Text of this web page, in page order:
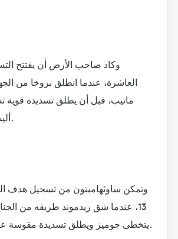
وكاد صاحب الأرض أن يفتتح
العاشرة، عندما انطلق بروخا من
ماتيب، قبل أن يطلق تسديدة قوية
أليسون بيكر بقدميه.
وتمكن ساوثهامبتون من تسجيل هدف
13، عندما شق ريدموند طريقه من
يتخطى جوميز ويطلق تسديدة مقوسة على يسار الحارس.